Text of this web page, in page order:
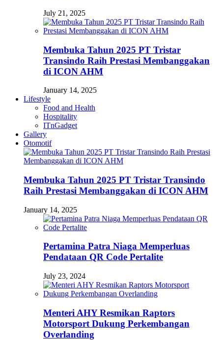
July 21, 2025
Membuka Tahun 2025 PT Tristar
Transindo Raih Prestasi Membanggakan
di ICON AHM
January 14, 2025
Lifestyle
Food and Health
Hospitality
ITnGadget
Gallery
Otomotif
Membuka Tahun 2025 PT Tristar Transindo
Raih Prestasi Membanggakan di ICON AHM
January 14, 2025
Pertamina Patra Niaga Memperluas
Pendataan QR Code Pertalite
July 23, 2024
Menteri AHY Resmikan Raptors
Motorsport Dukung Perkembangan
Overlanding